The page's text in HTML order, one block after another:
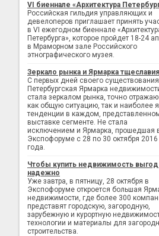
VI биеннале «Архитектура
Российская гильдия управляющих и
девелоперов приглашает принять
в VI ежегодном биеннале
Петербурга», которое пройдет 18-24
в Мраморном зале Российского
этнографического музея.
Зеркало рынка и Ярмарка тщеславия
С первых дней своего существования
Петербургская Ярмарка
стала зеркалом рынка, точно
как общую ситуацию, так и наиболее
тенденции в каждом,
выставке сегменте. Не стала
исключением и Ярмарка, прошедшая
Экспофоруме с 28 по 30 октября 2016
года.
Чтобы купить недвижимость
надежно
Уже завтра, в пятницу, 28 октября в
Экспофоруме откроется большая
недвижимости, где более 300
представят городскую, загородную,
зарубежную и курортную
технологии и материалы для
строительства.